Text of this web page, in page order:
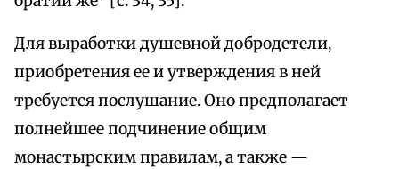
Для выработки душевной добродетели,
приобретения ее и утверждения в ней
требуется послушание. Оно предполагает
полнейшее подчинение общим
монастырским правилам, а также —